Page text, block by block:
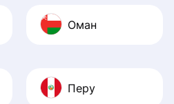
Оман
Перу